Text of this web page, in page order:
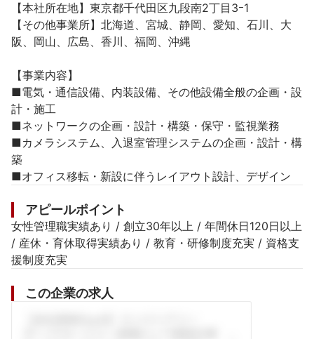
【本社所在地】東京都千代田区九段南2丁目3ｰ1
【その他事業所】北海道、宮城、静岡、愛知、石川、大
阪、岡山、広島、香川、福岡、沖縄
【事業内容】
■電気・通信設備、内装設備、その他設備全般の企画・設
計・施工
■ネットワークの企画・設計・構築・保守・監視業務
■カメラシステム、入退室管理システムの企画・設計・構
築
■オフィス移転・新設に伴うレイアウト設計、デザイン
アピールポイント
女性管理職実績あり / 創立30年以上 / 年間休日120日以上
/ 産休・育休取得実績あり / 教育・研修制度充実 / 資格支
援制度充実
この企業の求人